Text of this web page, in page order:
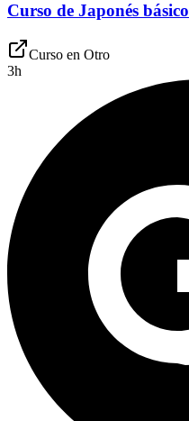
Curso de Japonés básico
Curso en Otro
3h